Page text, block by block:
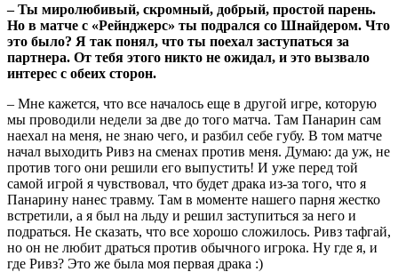
– Ты миролюбивый, скромный, добрый, простой парень.
Но в матче с «Рейнджерс» ты подрался со Шнайдером. Что
это было? Я так понял, что ты поехал заступаться за
партнера. От тебя этого никто не ожидал, и это вызвало
интерес с обеих сторон.
– Мне кажется, что все началось еще в другой игре, которую
мы проводили недели за две до того матча. Там Панарин сам
наехал на меня, не знаю чего, и разбил себе губу. В том матче
начал выходить Ривз на сменах против меня. Думаю: да уж, не
против того они решили его выпустить! И уже перед той
самой игрой я чувствовал, что будет драка из-за того, что я
Панарину нанес травму. Там в моменте нашего парня жестко
встретили, а я был на льду и решил заступиться за него и
подраться. Не сказать, что все хорошо сложилось. Ривз тафгай,
но он не любит драться против обычного игрока. Ну где я, и
где Ривз? Это же была моя первая драка :)